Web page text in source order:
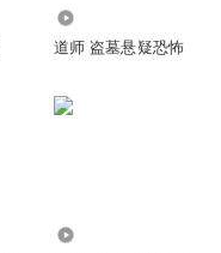
道师 盗墓悬疑恐怖